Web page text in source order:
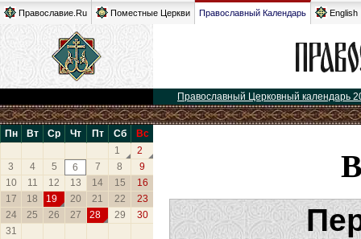
Православие.Ru Поместные Церкви Православный Календарь English
Православный Церковный календарь
Пн Вт Ср Чт Пт Сб
Вс
1
2
3
4 5 6 7 8
9
10
11 12 13 14 15
16
17
18 19 20 21 22
23
24
25 26 27 28 29
30
31